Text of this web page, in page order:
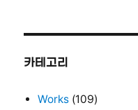
카테고리
Works (109)